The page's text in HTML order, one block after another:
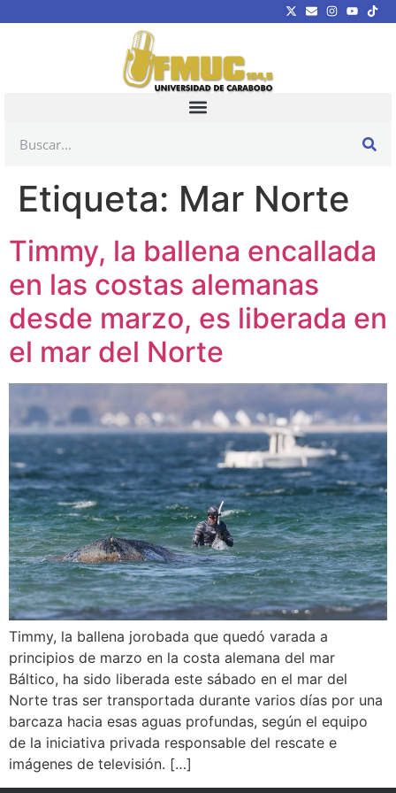
Etiqueta: Mar Norte
Timmy, la ballena encallada
en las costas alemanas
desde marzo, es liberada en
el mar del Norte
Timmy, la ballena jorobada que quedó varada a
principios de marzo en la costa alemana del mar
Báltico, ha sido liberada este sábado en el mar del
Norte tras ser transportada durante varios días por una
barcaza hacia esas aguas profundas, según el equipo
de la iniciativa privada responsable del rescate e
imágenes de televisión. […]